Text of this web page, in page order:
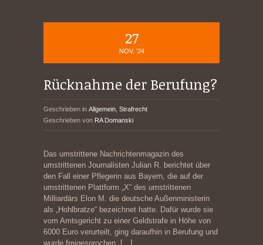
27
NOV. '24
Rücknahme der Berufung?
Geschrieben in Allgemein Strafrecht
Geschrieben von RA Domanski
Das umstrittene Nachrichtenmagazin des
umstrittenen Journalisten Julian R. berichtet über
den Fall einer Pflegerin aus Bayern, die auf der
umstrittenen Plattform „X“ des umstrittenen
Milliardärs Elon M. die deutsche Außenministerin
als „Hohlbratze“ bezeichnet hatte. Dafür wurde sie
vom Amtsgericht zu einer Geldstrafe in Höhe von
6000 Euro verurteilt, ging daraufhin in Berufung und
wurde freigesprochen. […]